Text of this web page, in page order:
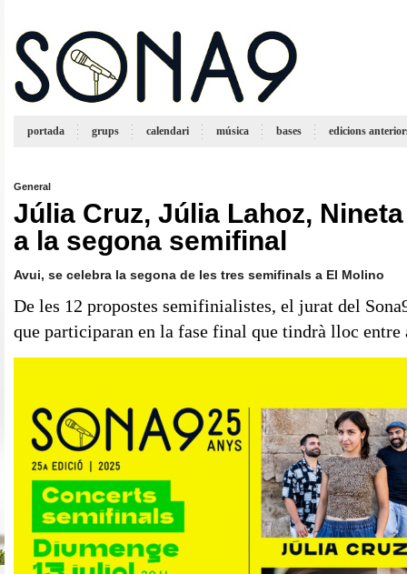
portada grups calendari música bases edicions
General
Júlia Cruz, Júlia Lahoz,
a la segona semifinal
Avui, se celebra la segona de les tres semifinals a El Molino
De les 12 propostes semifinialistes, el jurat del
que participaran en la fase final que tindrà lloc entre